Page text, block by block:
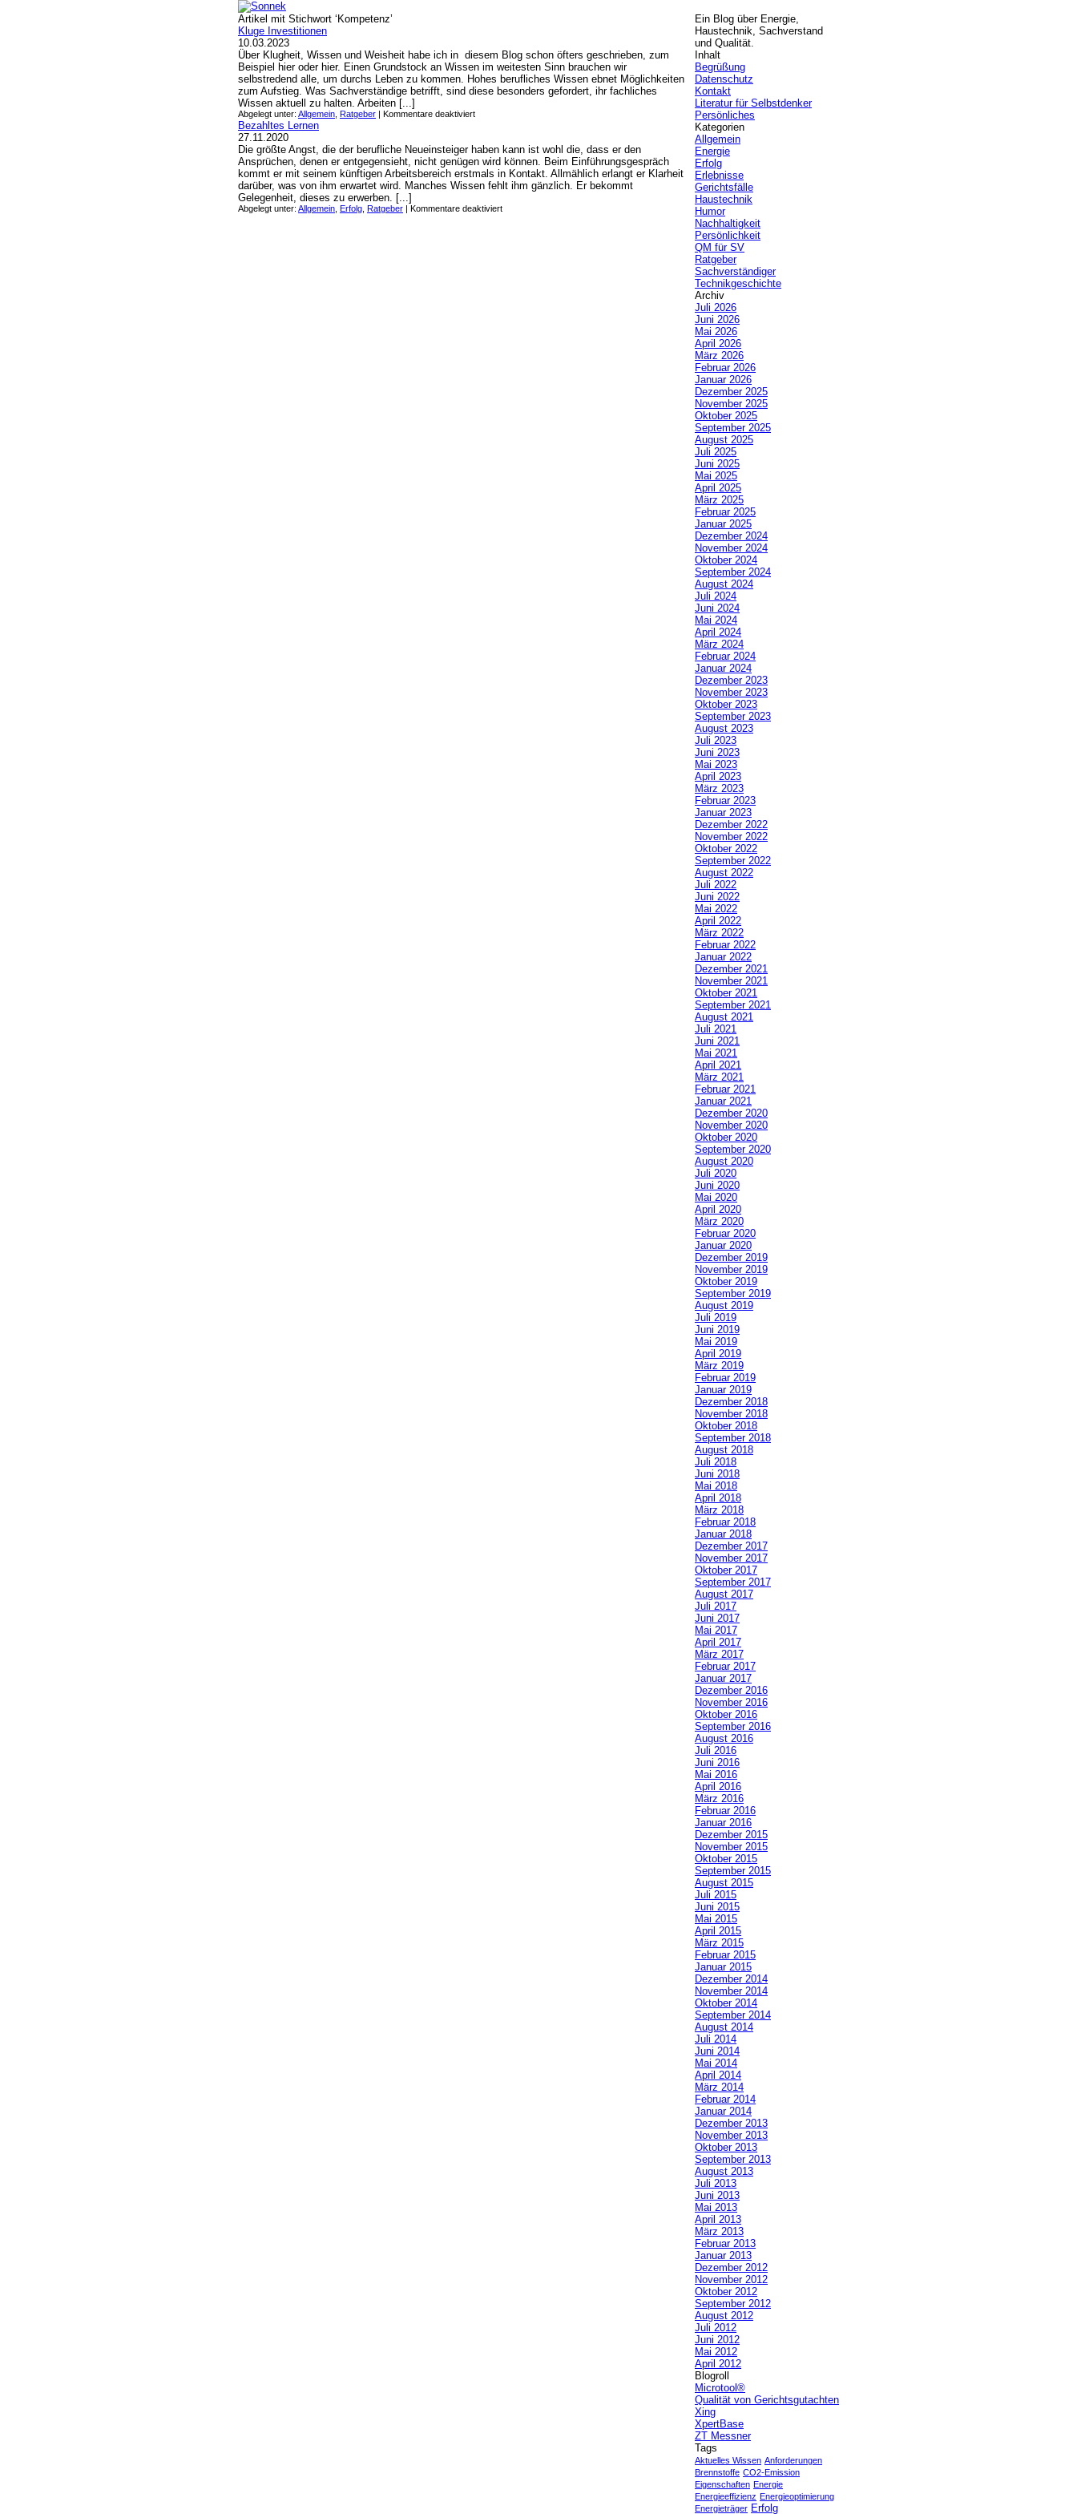
Artikel mit Stichwort ‘Kompetenz’
Kluge Investitionen
10.03.2023
Über Klugheit, Wissen und Weisheit habe ich in diesem Blog schon öfters geschrieben, zum
Beispiel hier oder hier. Einen Grundstock an Wissen im weitesten Sinn brauchen wir
selbstredend alle, um durchs Leben zu kommen. Hohes berufliches Wissen ebnet Möglichkeiten
zum Aufstieg. Was Sachverständige betrifft, sind diese besonders gefordert, ihr fachliches
Wissen aktuell zu halten. Arbeiten [...]
Abgelegt unter: Allgemein Ratgeber | Kommentare deaktiviert
Bezahltes Lernen
27.11.2020
Die größte Angst, die der berufliche Neueinsteiger haben kann ist wohl die, dass er den
Ansprüchen, denen er entgegensieht, nicht genügen wird können. Beim Einführungsgespräch
kommt er mit seinem künftigen Arbeitsbereich erstmals in Kontakt. Allmählich erlangt er Klarheit
darüber, was von ihm erwartet wird. Manches Wissen fehlt ihm gänzlich. Er bekommt
Gelegenheit, dieses zu erwerben. [...]
Abgelegt unter: Allgemein Erfolg Ratgeber | Kommentare deaktiviert
Ein Blog über Energie,
Haustechnik, Sachverstand
und Qualität.
Inhalt
Begrüßung
Datenschutz
Kontakt
Literatur für Selbstdenker
Persönliches
Kategorien
Allgemein
Energie
Erfolg
Erlebnisse
Gerichtsfälle
Haustechnik
Humor
Nachhaltigkeit
Persönlichkeit
QM für SV
Ratgeber
Sachverständiger
Technikgeschichte
Archiv
Juli 2026
Juni 2026
Mai 2026
April 2026
März 2026
Februar 2026
Januar 2026
Dezember 2025
November 2025
Oktober 2025
September 2025
August 2025
Juli 2025
Juni 2025
Mai 2025
April 2025
März 2025
Februar 2025
Januar 2025
Dezember 2024
November 2024
Oktober 2024
September 2024
August 2024
Juli 2024
Juni 2024
Mai 2024
April 2024
März 2024
Februar 2024
Januar 2024
Dezember 2023
November 2023
Oktober 2023
September 2023
August 2023
Juli 2023
Juni 2023
Mai 2023
April 2023
März 2023
Februar 2023
Januar 2023
Dezember 2022
November 2022
Oktober 2022
September 2022
August 2022
Juli 2022
Juni 2022
Mai 2022
April 2022
März 2022
Februar 2022
Januar 2022
Dezember 2021
November 2021
Oktober 2021
September 2021
August 2021
Juli 2021
Juni 2021
Mai 2021
April 2021
März 2021
Februar 2021
Januar 2021
Dezember 2020
November 2020
Oktober 2020
September 2020
August 2020
Juli 2020
Juni 2020
Mai 2020
April 2020
März 2020
Februar 2020
Januar 2020
Dezember 2019
November 2019
Oktober 2019
September 2019
August 2019
Juli 2019
Juni 2019
Mai 2019
April 2019
März 2019
Februar 2019
Januar 2019
Dezember 2018
November 2018
Oktober 2018
September 2018
August 2018
Juli 2018
Juni 2018
Mai 2018
April 2018
März 2018
Februar 2018
Januar 2018
Dezember 2017
November 2017
Oktober 2017
September 2017
August 2017
Juli 2017
Juni 2017
Mai 2017
April 2017
März 2017
Februar 2017
Januar 2017
Dezember 2016
November 2016
Oktober 2016
September 2016
August 2016
Juli 2016
Juni 2016
Mai 2016
April 2016
März 2016
Februar 2016
Januar 2016
Dezember 2015
November 2015
Oktober 2015
September 2015
August 2015
Juli 2015
Juni 2015
Mai 2015
April 2015
März 2015
Februar 2015
Januar 2015
Dezember 2014
November 2014
Oktober 2014
September 2014
August 2014
Juli 2014
Juni 2014
Mai 2014
April 2014
März 2014
Februar 2014
Januar 2014
Dezember 2013
November 2013
Oktober 2013
September 2013
August 2013
Juli 2013
Juni 2013
Mai 2013
April 2013
März 2013
Februar 2013
Januar 2013
Dezember 2012
November 2012
Oktober 2012
September 2012
August 2012
Juli 2012
Juni 2012
Mai 2012
April 2012
Blogroll
Microtool®
Qualität von Gerichtsgutachten
Xing
XpertBase
ZT Messner
Tags
Aktuelles Wissen Anforderungen
Brennstoffe CO2-Emission
Eigenschaften Energie
Energieeffizienz Energieoptimierung
Energieträger Erfolg